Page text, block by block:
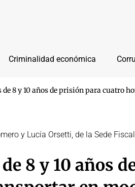
Criminalidad económica
de 8 y 10 años de prisión para cuatro
y Lucía Orsetti, de la Sede
8 y 10 años